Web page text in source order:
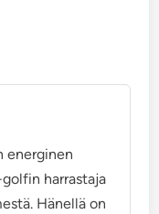
energinen
harrastaja
Hänellä on